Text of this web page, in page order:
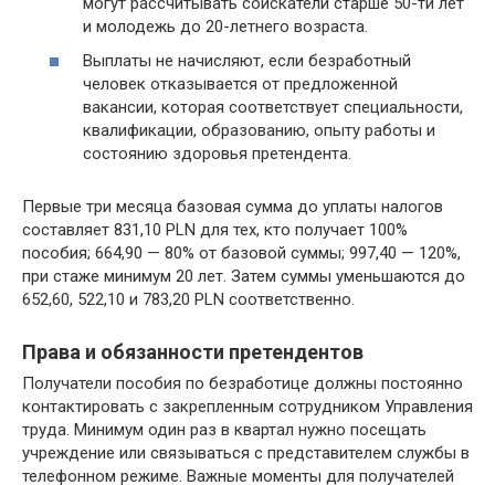
и молодежь до 20-летнего возраста.
Выплаты не начисляют, если безработный
человек отказывается от предложенной
вакансии, которая соответствует специальности,
квалификации, образованию, опыту работы и
состоянию здоровья претендента.
Первые три месяца базовая сумма до уплаты налогов
составляет 831,10 PLN для тех, кто получает 100%
пособия; 664,90 — 80% от базовой суммы; 997,40 — 120%,
при стаже минимум 20 лет. Затем суммы уменьшаются до
652,60, 522,10 и 783,20 PLN соответственно.
Права и обязанности претендентов
Получатели пособия по безработице должны постоянно
контактировать с закрепленным сотрудником Управления
труда. Минимум один раз в квартал нужно посещать
учреждение или связываться с представителем службы в
телефонном режиме. Важные моменты для получателей